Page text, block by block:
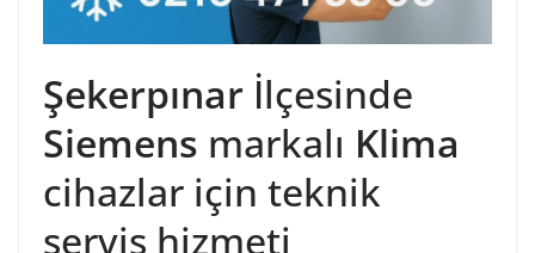
Şekerpınar İlçesinde
Siemens markalı Klima
cihazlar için teknik
servis hizmeti